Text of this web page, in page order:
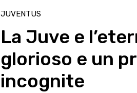
JUVENTUS
La Juve e
glorioso e un
incognite